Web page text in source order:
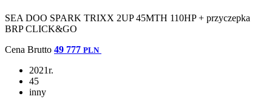
SEA DOO SPARK TRIXX 2UP 45MTH 110HP + przyczepka
BRP CLICK&GO
Cena Brutto 49 777 PLN
2021r.
45
inny